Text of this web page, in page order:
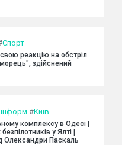
Спорт
реакцію на обстріл
здійснений
#Київ
комплексу в Одесі |
у Ялті |
Олександри Паскаль